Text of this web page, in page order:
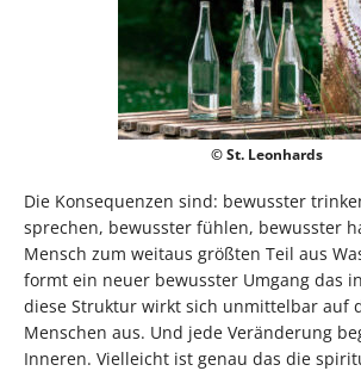
© St. Leonhards
Die Konsequenzen sind: bewusster
sprechen, bewusster fühlen, bewusster
Mensch zum weitaus größten Teil aus
formt ein neuer bewusster Umgang das
diese Struktur wirkt sich unmittelbar auf
Menschen aus. Und jede Veränderung
Inneren. Vielleicht ist genau das die